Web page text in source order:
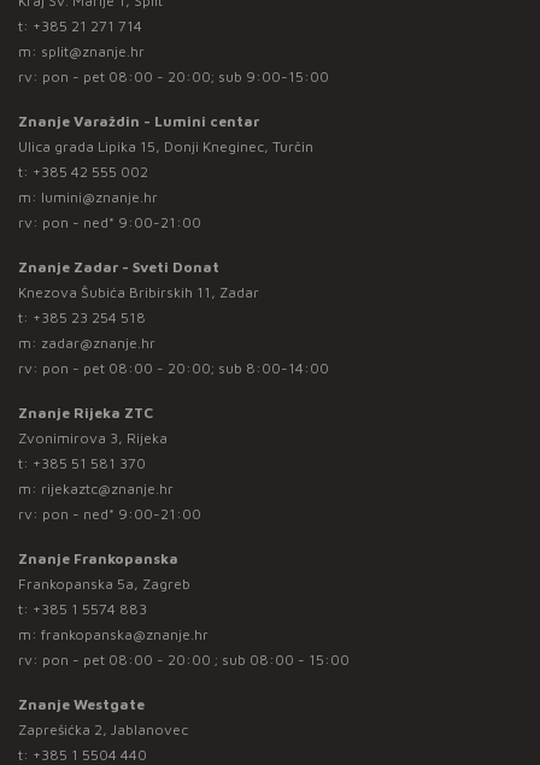
t: +385 21 271 714
m: split@znanje.hr
rv: pon - pet 08:00 - 20:00; sub 9:00-15:00
Znanje Varaždin - Lumini centar
Ulica grada Lipika 15, Donji Kneginec, Turčin
t: +385 42 555 002
m: lumini@znanje.hr
rv: pon - ned* 9:00-21:00
Znanje Zadar - Sveti Donat
Knezova Šubića Bribirskih 11, Zadar
t: +385 23 254 518
m: zadar@znanje.hr
rv: pon - pet 08:00 - 20:00; sub 8:00-14:00
Znanje Rijeka ZTC
Zvonimirova 3, Rijeka
t: +385 51 581 370
m: rijekaztc@znanje.hr
rv: pon - ned* 9:00-21:00
Znanje Frankopanska
Frankopanska 5a, Zagreb
t: +385 1 5574 883
m: frankopanska@znanje.hr
rv: pon - pet 08:00 - 20:00 ; sub 08:00 - 15:00
Znanje Westgate
Zaprešićka 2, Jablanovec
t: +385 1 5504 440